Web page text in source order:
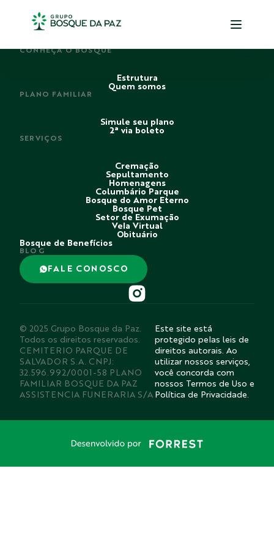
CONHEÇA O BOSQUE
Estrutura
Quem somos
PLANO FAMILIAR
Simule seu plano
2ª via boleto
SERVIÇOS
Cremação
Sepultamento
Homenagens
Columbário Parque
Bosque do Amor Eterno
Bosque Pet
Setor de Exumação
Vela Virtual
Obituário
Bosque de Benefícios
BLOG
FALE CONOSCO
© 2025 Grupo Bosque da Paz.
Todos os direitos reservados.
CEMITERIO PARQUE DE
SALVADOR S.A. CNPJ:
32.596.992/0001-58 PLANO
FAMILIAR BOSQUE DA PAZ
ASSISTENCIA FUNERARIA S/A
Este site está
protegido pelas leis de
direitos autorais. Ao
utilizar nossos serviços,
você concorda com
nossos Termos de Uso e
Política de Privacidade.